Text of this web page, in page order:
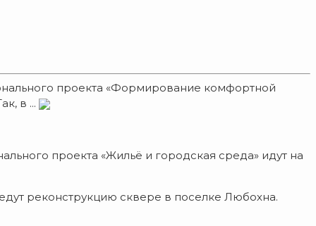
проекта «Формирование комфортной
в ...
проекта «Жильё и городская среда» идут на
реконструкцию сквере в поселке Любохна.